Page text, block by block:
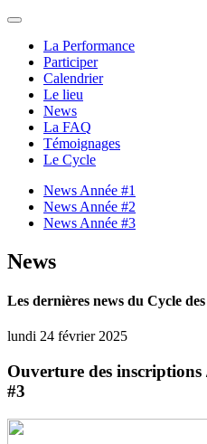
La Performance
Participer
Calendrier
Le lieu
News
La FAQ
Témoignages
Le Cycle
News Année #1
News Année #2
News Année #3
News
Les dernières news du Cycle
lundi 24 février 2025
Ouverture des inscriptions
#3